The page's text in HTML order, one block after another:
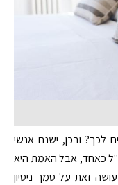
לכך? ובכן, ישנם אנשי
כאחד, אבל האמת היא
זאת על סמך ניסיון